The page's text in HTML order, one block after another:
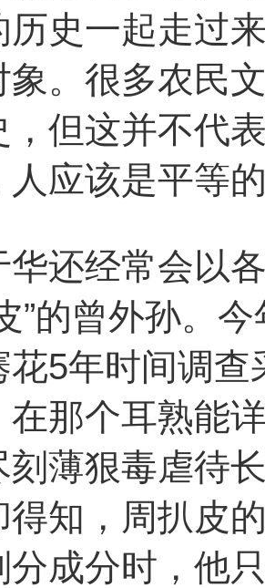
史一起走过
象。很多农民
，但这并不代
人应该是平等
经常会以
”的曾外孙。
花5年时间调
那个耳熟能
刻薄狠毒虐待
得知，周扒皮
成分时，他